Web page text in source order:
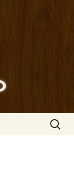
リアン
」の公式
ポ）」。
リーブ牛の
ューも豊富
飲みのお客
検